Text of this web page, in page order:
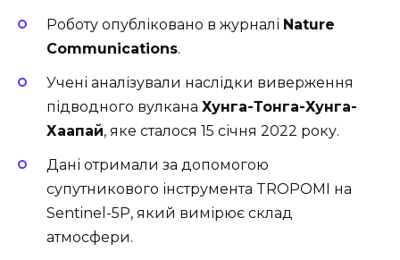
Роботу опубліковано в журналі Nature
Communications.
Учені аналізували наслідки виверження
підводного вулкана Хунга-Тонга-Хунга-
Хаапай, яке сталося 15 січня 2022 року.
Дані отримали за допомогою
супутникового інструмента TROPOMI на
Sentinel-5P, який вимірює склад
атмосфери.